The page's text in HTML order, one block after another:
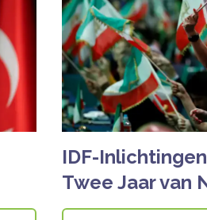
IDF-
Twee Jaar van